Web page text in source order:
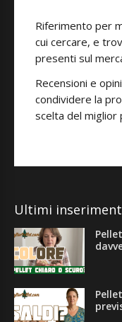
Riferimento per
cui cercare, e
presenti sul
Recensioni e
condividere la
scelta del miglior
Ultimi